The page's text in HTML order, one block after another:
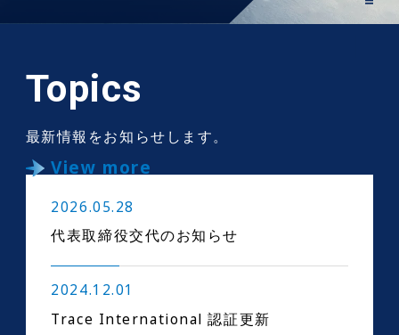
Topics
最新情報をお知らせします。
View more
2026.05.28
代表取締役交代のお知らせ
2024.12.01
Trace International 認証更新